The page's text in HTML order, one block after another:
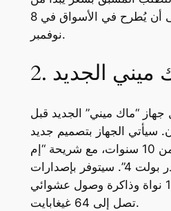
1299 دولارًا، على أن يُطرح في الأسواق في 8
نوفمبر.
ميني الجديد
“ماك ميني” الجديد قبل
سيأتي الجهاز بتصميم جديد
لأول مرة منذ أكثر من 10 سنوات، مع شريحة “إم
4″، ودعم لمنافذ “ثاندر بولت 4”. سيتوفر بإصدارات
مختلفة، مع معالج بـ 14 نواة وذاكرة وصول عشوائي
تصل إلى 64 غيغابايت.